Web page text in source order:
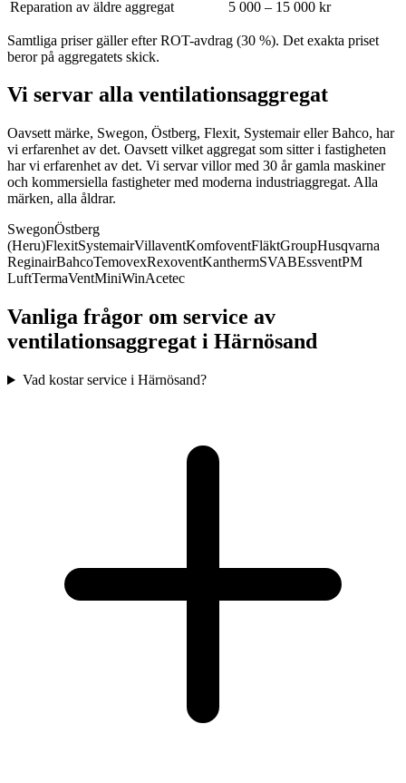
Reparation av äldre aggregat
5 000 – 15 000 kr
Samtliga priser gäller efter ROT-avdrag (30 %). Det exakta priset
beror på aggregatets skick.
Vi servar alla ventilationsaggregat
Oavsett märke, Swegon, Östberg, Flexit, Systemair eller Bahco, har
vi erfarenhet av det. Oavsett vilket aggregat som sitter i fastigheten
har vi erfarenhet av det. Vi servar villor med 30 år gamla maskiner
och kommersiella fastigheter med moderna industriaggregat. Alla
märken, alla åldrar.
SwegonÖstberg
(Heru)FlexitSystemairVillaventKomfoventFläktGroupHusqvarna
ReginairBahcoTemovexRexoventKanthermSVABEssventPM
LuftTermaVentMiniWinAcetec
Vanliga frågor om service av
ventilationsaggregat i Härnösand
Vad kostar service i Härnösand?